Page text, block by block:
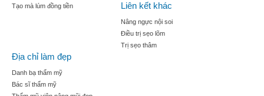
Tạo mà lúm đồng tiền
Liên kết khác
Nâng ngực nội soi
Điều trị sẹo lõm
Trị sẹo thâm
Địa chỉ làm đẹp
Danh bạ thẩm mỹ
Bác sĩ thẩm mỹ